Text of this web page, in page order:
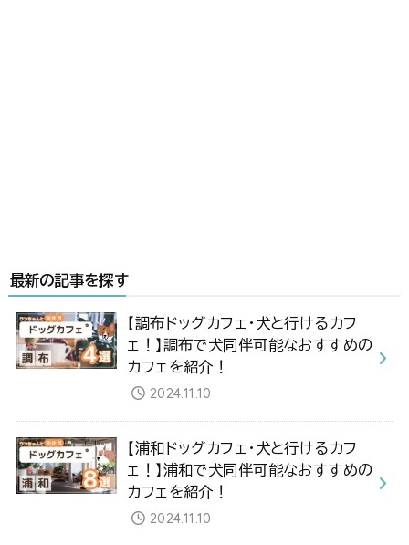
最新の記事を探す
【調布ドッグカフェ・犬と行けるカフ
ェ！】調布で犬同伴可能なおすすめの
カフェを紹介！
2024.11.10
【浦和ドッグカフェ・犬と行けるカフ
ェ！】浦和で犬同伴可能なおすすめの
カフェを紹介！
2024.11.10